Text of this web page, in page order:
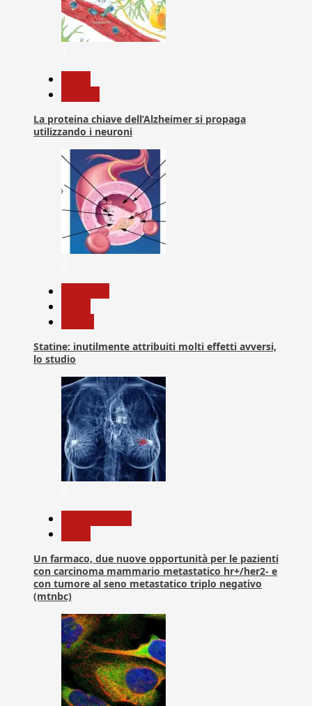
La proteina chiave dell’Alzheimer si propaga
utilizzando i neuroni
Statine: inutilmente attribuiti molti effetti avversi,
lo studio
Un farmaco, due nuove opportunità per le pazienti
con carcinoma mammario metastatico hr+/her2- e
con tumore al seno metastatico triplo negativo
(mtnbc)